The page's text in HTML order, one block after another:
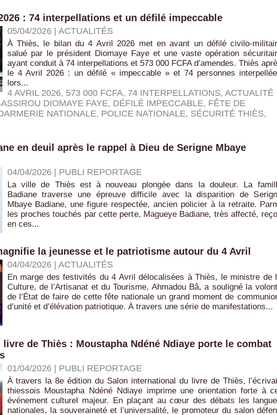
: 74 interpellations et un défilé impeccable
05/04/2026| ACTUALITÉS
À Thiès, le bilan du 4 Avril 2026 met en avant un défilé civilo-
salué par le président Diomaye Faye et une vaste opération
ayant conduit à 74 interpellations et 573 000 FCFA d’amendes. Thiès
le 4 Avril 2026 : un défilé « impeccable » et 74 personnes
lors...
4 AVRIL 2026, 573 000 FCFA, 74 INTERPELLATIONS, ACTUALITÉ
DIOMAYE FAYE, DÉFILÉ IMPECCABLE, FÊTE DE
NATIONALE, POLICE NATIONALE, SÉCURITÉ THIÈS,
en deuil après le rappel à Dieu de Serigne Mbaye
04/04/2026| PUBLI REPORTAGE
La ville de Thiès est à nouveau plongée dans la douleur. La
Badiane traverse une épreuve difficile avec la disparition de
Mbaye Badiane, une figure respectée, ancien policier à la retraite.
les proches touchés par cette perte, Magueye Badiane, très affecté,
en ces...
la jeunesse et le patriotisme autour du 4 Avril
04/04/2026| ACTUALITÉS
En marge des festivités du 4 Avril délocalisées à Thiès, le ministre de
Culture, de l’Artisanat et du Tourisme, Ahmadou Bâ, a souligné la
de l’État de faire de cette fête nationale un grand moment de
d’unité et d’élévation patriotique. À travers une série de manifestations...
de Thiès : Moustapha Ndéné Ndiaye porte le combat
01/04/2026| PUBLI REPORTAGE
À travers la 8e édition du Salon international du livre de Thiès,
thiessois Moustapha Ndéné Ndiaye imprime une orientation forte à
événement culturel majeur. En plaçant au cœur des débats les
nationales, la souveraineté et l’universalité, le promoteur du salon